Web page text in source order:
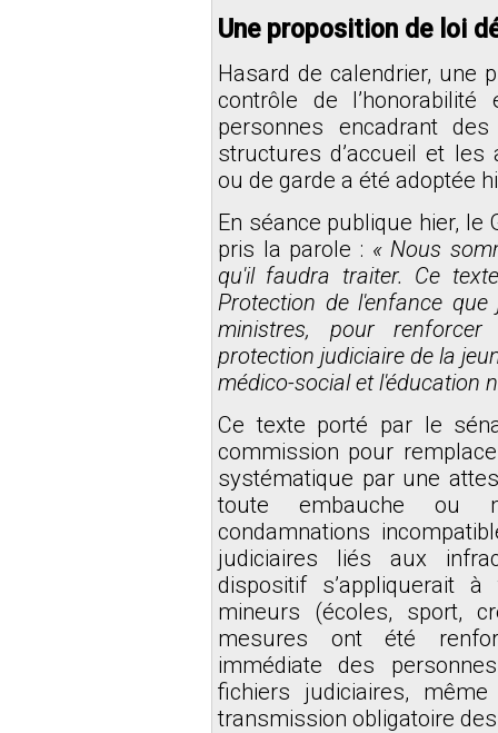
Une proposition de loi
Hasard de calendrier, une
contrôle de
personnes encadrant
structures d’accueil et les
ou de garde a été adoptée
En séance publique hier, le
pris la parole : « Nous
qu'il faudra traiter. Ce
Protection de l'enfance
ministres, pour
protection judiciaire de la
médico-social et l'éducation
Ce texte porté par le
commission pour
systématique par une
toute embauche ou
condamnations
judiciaires liés aux
dispositif s’appliquerait
mineurs (écoles, sport,
mesures ont été
immédiate des
fichiers judiciaires,
transmission obligatoire